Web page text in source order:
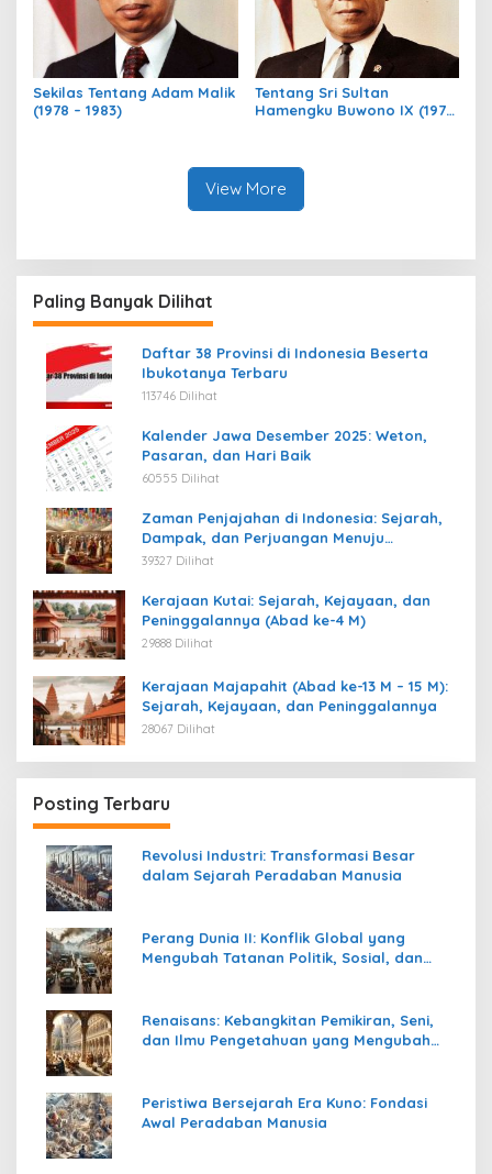
Sekilas Tentang Adam Malik
(1978 – 1983)
Tentang Sri Sultan
Hamengku Buwono IX (1973
View More
Paling Banyak Dilihat
Daftar 38 Provinsi di Indonesia Beserta
Ibukotanya Terbaru
113746 Dilihat
Kalender Jawa Desember 2025: Weton,
Pasaran, dan Hari Baik
60555 Dilihat
Zaman Penjajahan di Indonesia: Sejarah,
Dampak, dan Perjuangan Menuju
Kemerdekaan
39327 Dilihat
Kerajaan Kutai: Sejarah, Kejayaan, dan
Peninggalannya (Abad ke-4 M)
29888 Dilihat
Kerajaan Majapahit (Abad ke-13 M – 15 M):
Sejarah, Kejayaan, dan Peninggalannya
28067 Dilihat
Posting Terbaru
Revolusi Industri: Transformasi Besar
dalam Sejarah Peradaban Manusia
Perang Dunia II: Konflik Global yang
Mengubah Tatanan Politik, Sosial, dan
Renaisans: Kebangkitan Pemikiran, Seni,
dan Ilmu Pengetahuan yang Mengubah
Peristiwa Bersejarah Era Kuno: Fondasi
Awal Peradaban Manusia